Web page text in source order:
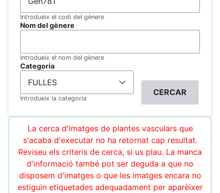
Introdueix el codi del gènere
Nom del gènere
Introdueix el nom del gènere
Categoria
Introdueix la categoria
La cerca d'imatges de plantes vasculars que
s'acaba d'executar no ha retornat cap resultat.
Reviseu els criteris de cerca, si us plau. La manca
d'informació també pot ser deguda a que no
disposem d'imatges o que les imatges encara no
estiguin etiquetades adequadament per aparèixer